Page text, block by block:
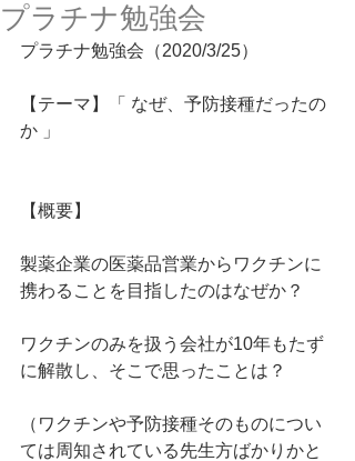
プラチナ勉強会
プラチナ勉強会（2020/3/25）
【テーマ】「 なぜ、予防接種だったの
か 」
【概要】
製薬企業の医薬品営業からワクチンに
携わることを目指したのはなぜか？
ワクチンのみを扱う会社が10年もたず
に解散し、そこで思ったことは？
（ワクチンや予防接種そのものについ
ては周知されている先生方ばかりかと